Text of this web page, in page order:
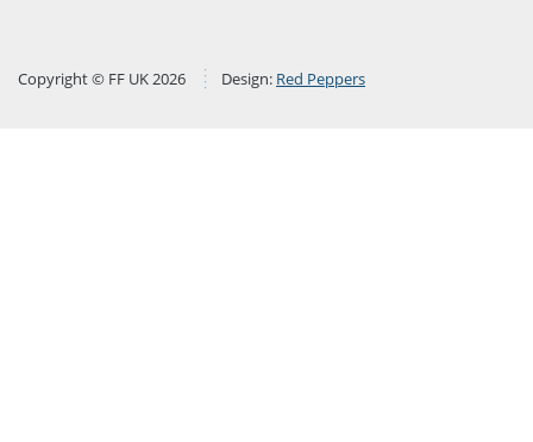
Copyright © FF UK 2026 Design: Red Peppers